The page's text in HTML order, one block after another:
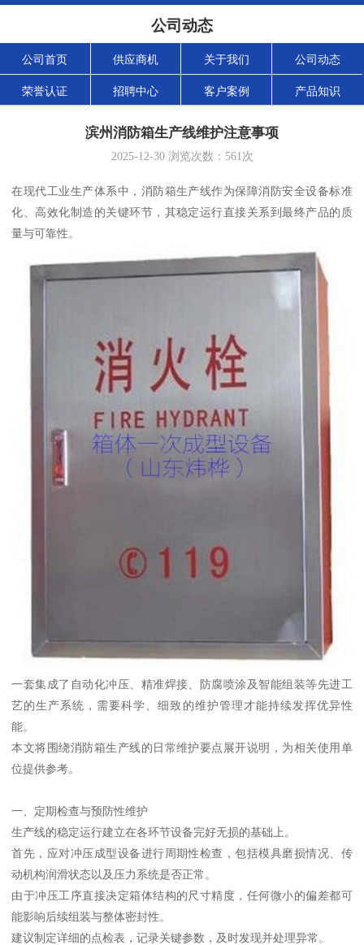
公司动态
公司首页 供应商机 关于我们 公司动态
荣誉认证 招聘中心 客户案例 产品知识
滨州消防箱生产线维护注意事项
2025-12-30浏览次数： 561次
在现代工业生产体系中，消防箱生产线作为保障消防安全设备标准
化、高效化制造的关键环节，其稳定运行直接关系到最终产品的质
量与可靠性。
一套集成了自动化冲压、精准焊接、防腐喷涂及智能组装等先进工
艺的生产系统，需要科学、细致的维护管理才能持续发挥优异性
能。
本文将围绕消防箱生产线的日常维护要点展开说明，为相关使用单
位提供参考。
一、定期检查与预防性维护
生产线的稳定运行建立在各环节设备完好无损的基础上。
首先，应对冲压成型设备进行周期性检查，包括模具磨损情况、传
动机构润滑状态以及压力系统是否正常。
由于冲压工序直接决定箱体结构的尺寸精度，任何微小的偏差都可
能影响后续组装与整体密封性。
建议制定详细的点检表，记录关键参数，及时发现并处理异常。